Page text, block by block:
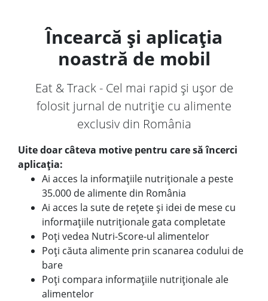
Încearcă și aplicația
noastră de mobil
Eat & Track - Cel mai rapid și ușor de
folosit jurnal de nutriție cu alimente
exclusiv din România
Uite doar câteva motive pentru care să încerci
aplicația:
Ai acces la informațiile nutriționale a peste
35.000 de alimente din România
Ai acces la sute de rețete și idei de mese cu
informațiile nutriționale gata completate
Poți vedea Nutri-Score-ul alimentelor
Poți căuta alimente prin scanarea codului de
bare
Poți compara informațiile nutriționale ale
alimentelor